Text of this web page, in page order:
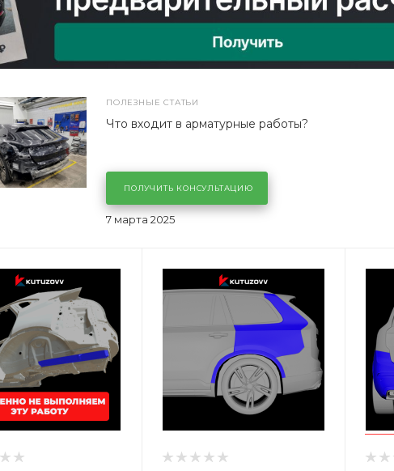
ПОЛЕЗНЫЕ СТАТЬИ
7 марта 2025
Что входит в арматурные работы?
ПОЛУЧИТЬ КОНСУЛЬТАЦИЮ